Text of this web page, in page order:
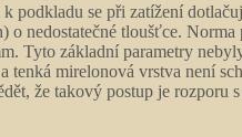
podkladu se při zatížení
nedostatečné tloušťce.
Tyto základní parametry
mirelonová vrstva není
že takový postup je rozporu